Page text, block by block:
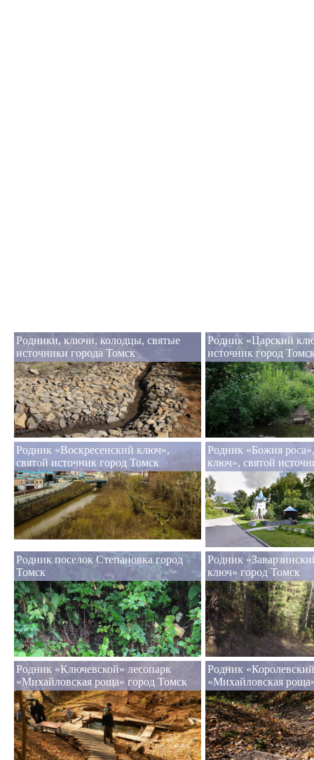
Родники, ключи, колодцы, святые
источники города Томск
Родник «Царский
источник город
Родник «Воскресенский ключ»,
святой источник город Томск
Родник «Божия
ключ», святой
Родник поселок Степановка город
Томск
Родник
ключ» город Томск
Родник «Ключевской» лесопарк
«Михайловская роща» город Томск
Родник
«Михайловская